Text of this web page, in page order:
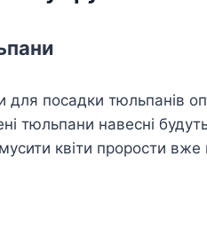
посадки тюльпанів
тюльпани навесні
квіти прорости